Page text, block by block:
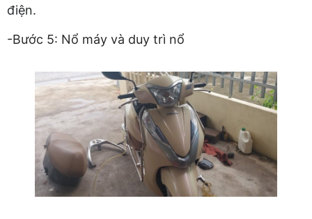
điện.
-Bước 5: Nổ máy và duy trì nổ